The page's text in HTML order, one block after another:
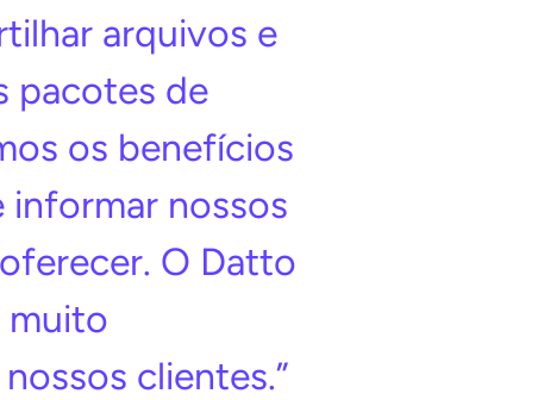
arquivos e
pacotes de
os benefícios
nossos
O Datto
muito
clientes.”